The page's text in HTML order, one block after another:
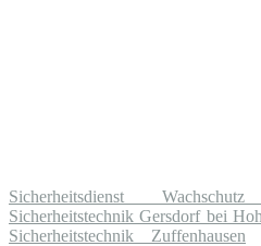
Sicherheitsdienst
Sicherheitstechnik Gersdorf bei
Sicherheitstechnik Zuffenhausen